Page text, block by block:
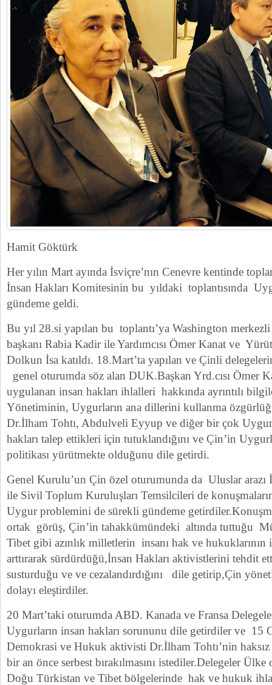
Hamit Göktürk
Her yılın Mart ayında İsviçre’nın Cenevre kentinde
İnsan Hakları Komitesinin bu yıldaki toplantısında
gündeme geldi.
Bu yıl 28.si yapılan bu toplantı’ya Washington
başkanı Rabia Kadir ile Yardımcısı Ömer Kanat ve
Dolkun İsa katıldı. 18.Mart’ta yapılan ve Çinli
genel oturumda söz alan DUK.Başkan Yrd.cısı Ömer
uygulanan insan hakları ihlalleri hakkında ayrıntılı
Yönetiminin, Uygurların ana dillerini kullanma
Dr.İlham Tohtı, Abdulveli Eyyup ve diğer bir çok Uygur
hakları talep ettikleri için tutuklandığını ve Çin’in
politikası yürütmekte olduğunu dile getirdi.
Genel Kurulu’un Çin özel oturumunda da Uluslar arazı
ile Sivil Toplum Kuruluşları Temsilcileri de
Uygur problemini de sürekli gündeme
ortak görüş, Çin’in tahakkümündeki altında tuttuğu
Tibet gibi azınlık milletlerin insanı hak ve
arttırarak sürdürdüğü,İnsan Hakları aktivistlerini tehdit
susturduğu ve ve cezalandırdığını dile getirip,Çin
dolayı eleştirdiler.
20 Mart’taki oturumda ABD. Kanada ve Fransa
Uygurların insan hakları sorununu dile getirdiler ve 15
Demokrasi ve Hukuk aktivisti Dr.İlham Tohtı’nin haksız
bir an önce serbest bırakılmasını istediler.Delegeler
Doğu Türkistan ve Tibet bölgelerinde hak ve hukuk